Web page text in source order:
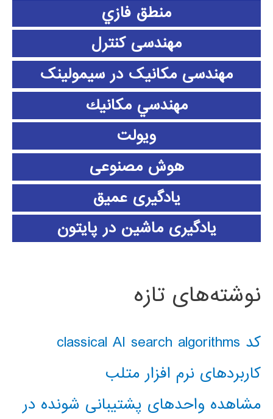
منطق فازي
مهندسی کنترل
مهندسی مکانیک در سیمولینک
مهندسي مكانيك
ویولت
هوش مصنوعی
یادگیری عمیق
یادگیری ماشین در پایتون
نوشته‌های تازه
کد classical AI search algorithms
کاربردهای نرم افزار متلب
مشاهده واحدهای پشتیبانی شونده در